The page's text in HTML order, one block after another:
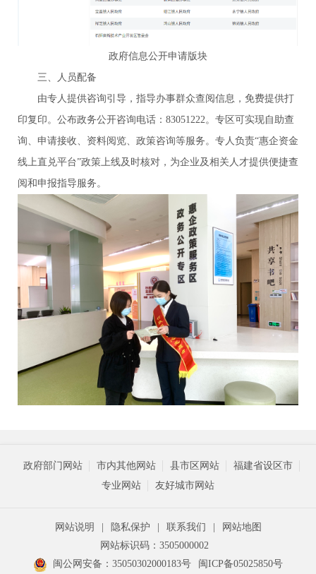
政府信息公开申请版块
三、人员配备
由专人提供咨询引导，指导办事群众查阅信息，免费提供打
印复印。公布政务公开咨询电话：83051222。专区可实现自助查
询、申请接收、资料阅览、政策咨询等服务。专人负责“惠企资金
线上直兑平台”政策上线及时核对，为企业及相关人才提供便捷查
阅和申报指导服务。
政府部门网站 市内其他网站 县市区网站
福建省设区市
专业网站
友好城市网站
网站说明 隐私保护 联系我们
网站地图
网站标识码：3505000002
闽公网安备：35050302000183号
闽ICP备05025850号